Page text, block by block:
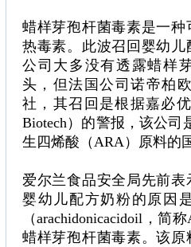
蜡样芽孢杆菌毒素是一
热毒素。此波召回婴幼
公司大多没有透露蜡样
头，但法国公司诺帝柏
社，其召回是根据嘉必
Biotech）的警报，该公司
生四烯酸（ARA）原料的
爱尔兰食品安全局先前表
婴幼儿配方奶粉的原因
（arachidonicacidoil，简
蜡样芽孢杆菌毒素。该